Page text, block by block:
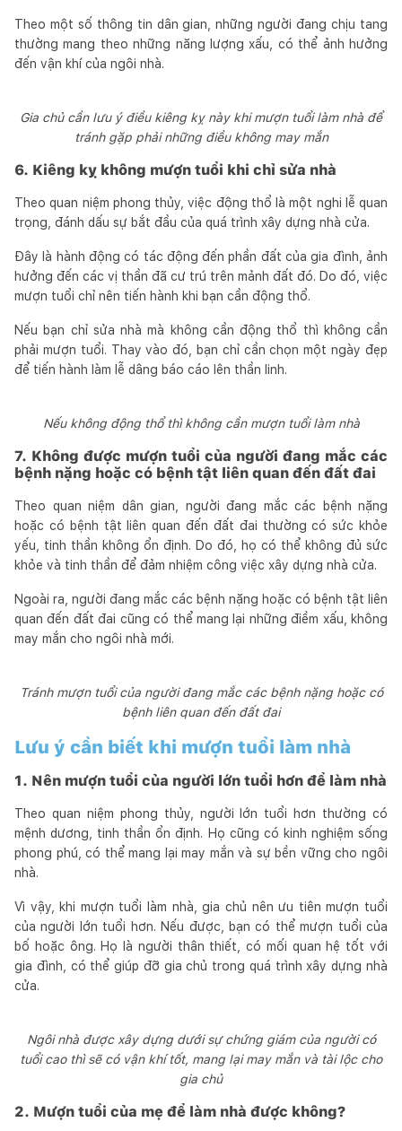
Theo một số thông tin dân gian, những người đang chịu tang
thường mang theo những năng lượng xấu, có thể ảnh hưởng
đến vận khí của ngôi nhà.
Gia chủ cần lưu ý điều kiêng kỵ này khi mượn tuổi làm nhà để
tránh gặp phải những điều không may mắn
6. Kiêng kỵ không mượn tuổi khi chỉ sửa nhà
Theo quan niệm phong thủy, việc động thổ là một nghi lễ quan
trọng, đánh dấu sự bắt đầu của quá trình xây dựng nhà cửa.
Đây là hành động có tác động đến phần đất của gia đình, ảnh
hưởng đến các vị thần đã cư trú trên mảnh đất đó. Do đó, việc
mượn tuổi chỉ nên tiến hành khi bạn cần động thổ.
Nếu bạn chỉ sửa nhà mà không cần động thổ thì không cần
phải mượn tuổi. Thay vào đó, bạn chỉ cần chọn một ngày đẹp
để tiến hành làm lễ dâng báo cáo lên thần linh.
Nếu không động thổ thì không cần mượn tuổi làm nhà
7. Không được mượn tuổi của người đang mắc các
bệnh nặng hoặc có bệnh tật liên quan đến đất đai
Theo quan niệm dân gian, người đang mắc các bệnh nặng
hoặc có bệnh tật liên quan đến đất đai thường có sức khỏe
yếu, tinh thần không ổn định. Do đó, họ có thể không đủ sức
khỏe và tinh thần để đảm nhiệm công việc xây dựng nhà cửa.
Ngoài ra, người đang mắc các bệnh nặng hoặc có bệnh tật liên
quan đến đất đai cũng có thể mang lại những điềm xấu, không
may mắn cho ngôi nhà mới.
Tránh mượn tuổi của người đang mắc các bệnh nặng hoặc có
bệnh liên quan đến đất đai
Lưu ý cần biết khi mượn tuổi làm nhà
1. Nên mượn tuổi của người lớn tuổi hơn để làm nhà
Theo quan niệm phong thủy, người lớn tuổi hơn thường có
mệnh dương, tinh thần ổn định. Họ cũng có kinh nghiệm sống
phong phú, có thể mang lại may mắn và sự bền vững cho ngôi
nhà.
Vì vậy, khi mượn tuổi làm nhà, gia chủ nên ưu tiên mượn tuổi
của người lớn tuổi hơn. Nếu được, bạn có thể mượn tuổi của
bố hoặc ông. Họ là người thân thiết, có mối quan hệ tốt với
gia đình, có thể giúp đỡ gia chủ trong quá trình xây dựng nhà
cửa.
Ngôi nhà được xây dựng dưới sự chứng giám của người có
tuổi cao thì sẽ có vận khí tốt, mang lại may mắn và tài lộc cho
gia chủ
2. Mượn tuổi của mẹ để làm nhà được không?